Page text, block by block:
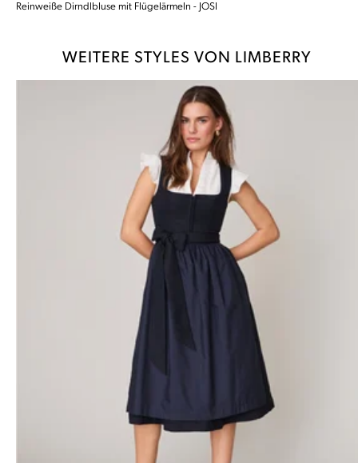
Reinweiße Dirndlbluse mit Flügelärmeln - JOSI
WEITERE STYLES VON LIMBERRY